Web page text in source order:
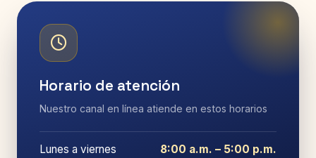
Horario de atención
Nuestro canal en línea atiende en estos horarios
Lunes a viernes 8:00 a.m. – 5:00 p.m.